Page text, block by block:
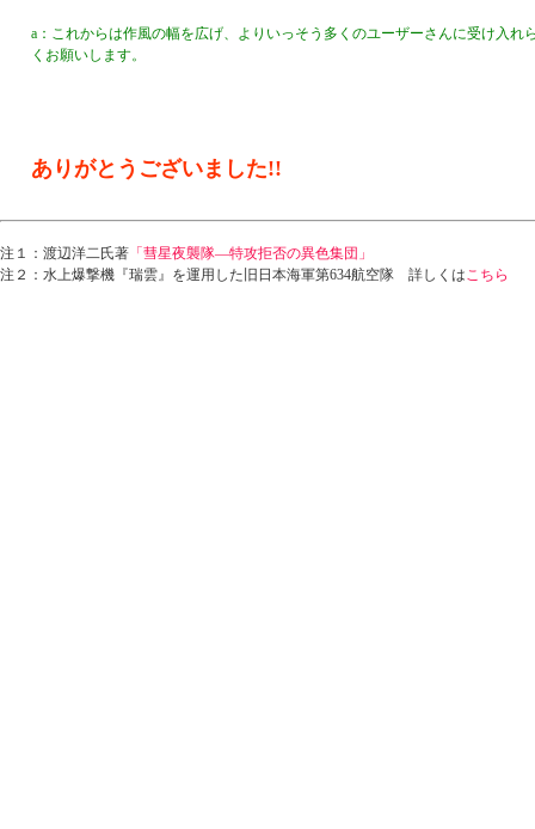
a：これからは作風の幅を広げ、よりいっそう多くのユーザーさんに受け入
くお願いします。
ありがとうございました!!
注１ ：渡辺洋二氏著 「彗星夜襲隊―特攻拒否の異色集団」
注２ ：水上爆撃機『瑞雲』を運用した旧日本海軍第634航空隊 詳しくはこちら